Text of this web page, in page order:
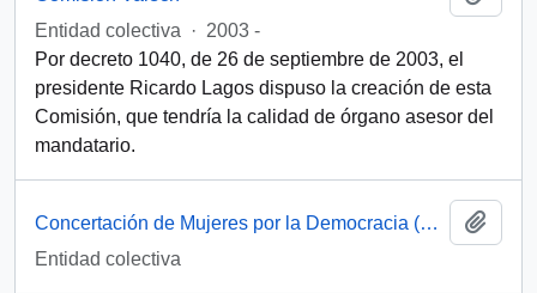
Entidad colectiva
· 2003 -
Por decreto 1040, de 26 de septiembre de 2003, el
presidente Ricardo Lagos dispuso la creación de esta
Comisión, que tendría la calidad de órgano asesor del
mandatario.
Concertación de Mujeres por la Democracia (Santiago, Chile)
Entidad colectiva